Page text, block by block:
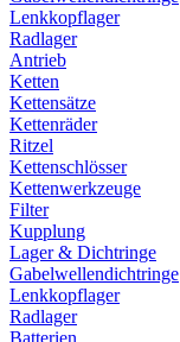
Lenkkopflager
Radlager
Antrieb
Ketten
Kettensätze
Kettenräder
Ritzel
Kettenschlösser
Kettenwerkzeuge
Filter
Kupplung
Lager & Dichtringe
Gabelwellendichtringe
Lenkkopflager
Radlager
Batterien